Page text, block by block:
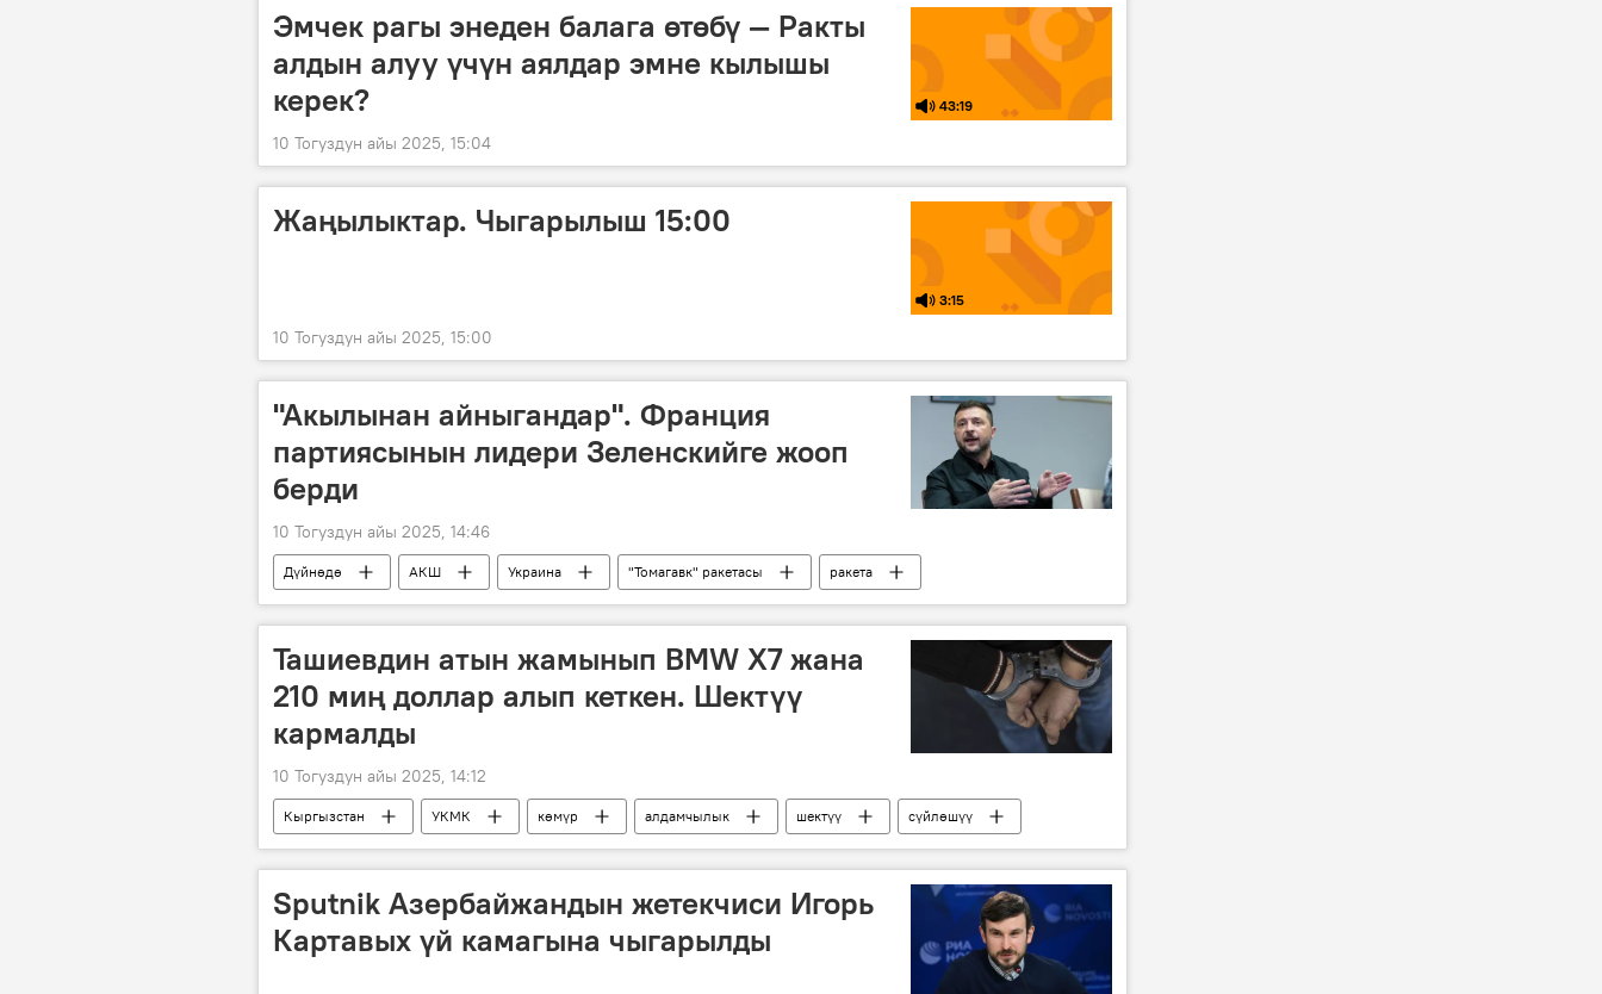
Эмчек рагы энеден балага өтөбү — Ракты
алдын алуу үчүн аялдар эмне кылышы
керек?
43:19
10 Тогуздун айы 2025, 15:04
Жаңылыктар. Чыгарылыш 15:00
3:15
10 Тогуздун айы 2025, 15:00
"Акылынан айныгандар". Франция
партиясынын лидери Зеленскийге жооп
берди
10 Тогуздун айы 2025, 14:46
Дүйнөдө АКШ Украина "Томагавк" ракетасы
ракета
Дональд Трамп
Владимир Зеленский
Ташиевдин атын жамынып BMW X7 жана
210 миң доллар алып кеткен. Шектүү
кармалды
10 Тогуздун айы 2025, 14:12
Кыргызстан УКМК көмүр алдамчылык шектүү
сүйлөшүү
Сүрөт
Sputnik Азербайжандын жетекчиси Игорь
Картавых үй камагына чыгарылды